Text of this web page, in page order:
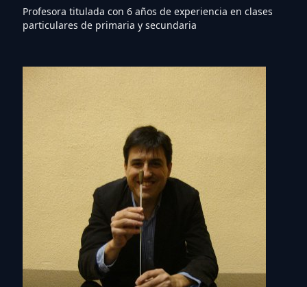
Profesora titulada con 6 años de experiencia en clases
particulares de primaria y secundaria